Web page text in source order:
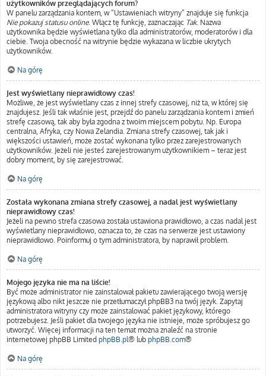
użytkowników przeglądających forum?
W panelu zarządzania kontem, w “Ustawieniach witryny” znajduje się funkcja
Nie pokazuj statusu online. Włącz tę funkcję, zaznaczając Tak. Nazwa
użytkownika będzie wyświetlana tylko dla administratorów, moderatorów i dla
ciebie. Twoja obecność na witrynie będzie wykazana w liczbie ukrytych
użytkowników.
Na górę
Jest wyświetlany nieprawidłowy czas!
Możliwe, że jest wyświetlany czas z innej strefy czasowej, niż ta, w której się
znajdujesz. Jeśli tak właśnie jest, przejdź do panelu zarządzania kontem i zmień
strefę czasową, tak aby była zgodna z twoim miejscem pobytu. Np. Europa
centralna, Afryka, czy Nowa Zelandia. Zmiana strefy czasowej, tak jak i
większości ustawień, może zostać wykonana tylko przez zarejestrowanych
użytkowników. Jeżeli nie jesteś zarejestrowanym użytkownikiem – teraz jest
dobry moment, by się zarejestrować.
Na górę
Została wykonana zmiana strefy czasowej, a nadal jest wyświetlany
nieprawidłowy czas!
Jeżeli na pewno strefa czasowa została ustawiona prawidłowo, a czas nadal jest
wyświetlany nieprawidłowo, oznacza to, że czas na serwerze jest ustawiony
nieprawidłowo. Poinformuj o tym administratora, by naprawił problem.
Na górę
Mojego języka nie ma na liście!
Być może administrator nie zainstalował pakietu zawierającego twoją wersję
językową albo nikt jeszcze nie przetłumaczył phpBB3 na twój język. Zapytaj
administratora witryny czy może zainstalować pakiet językowy, którego
potrzebujesz. Jeśli pakiet dla twojego języka nie istnieje, może spróbujesz go
utworzyć. Więcej informacji na ten temat można znaleźć na stronie
internetowej phpBB Limited phpBB.pl® lub phpBB.com®
Na górę